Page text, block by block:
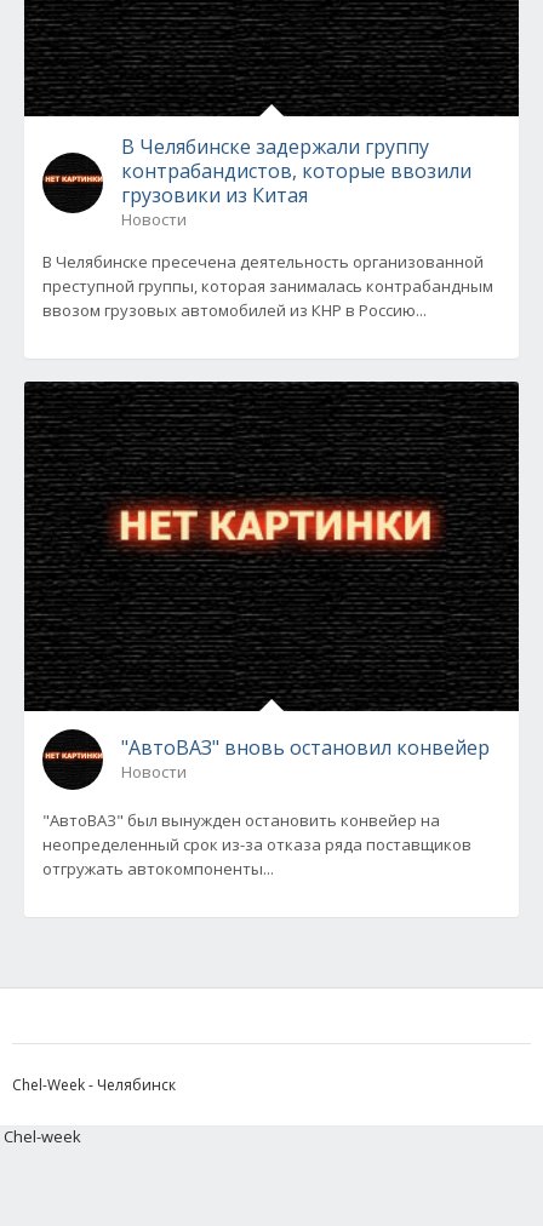
В Челябинске задержали группу
контрабандистов, которые ввозили
грузовики из Китая
Новости
В Челябинске пресечена деятельность организованной
преступной группы, которая занималась контрабандным
ввозом грузовых автомобилей из КНР в Россию...
"АвтоВАЗ" вновь остановил конвейер
Новости
"АвтоВАЗ" был вынужден остановить конвейер на
неопределенный срок из-за отказа ряда поставщиков
отгружать автокомпоненты...
Chel-Week - Челябинск
Chel-week